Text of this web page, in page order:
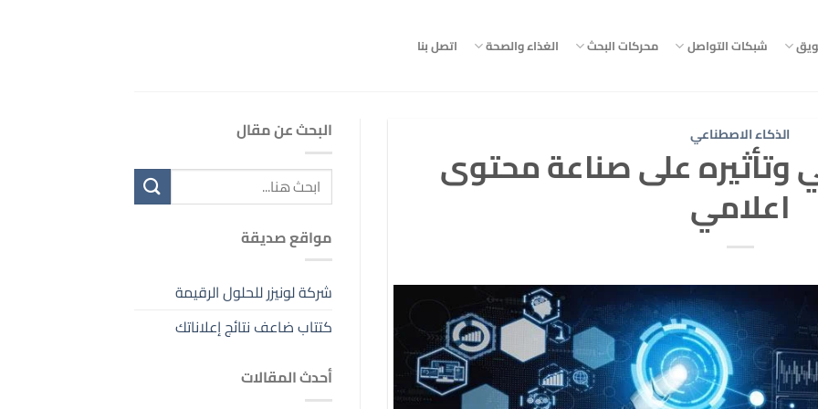
شبكات التواصل محركات البحث الغذاء والصحة اتصل بنا
الذكاء الاصطناعي
وتأثيره على صناعة محتوى
اعلامي
البحث عن مقال
مواقع صديقة
شركة لونيزر للحلول الرقيمة
كتتاب ضاعف نتائج إعلاناتك
أحدث المقالات